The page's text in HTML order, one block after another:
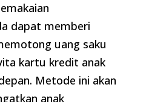
dapat memberi
uang saku
kartu kredit anak
Metode ini akan
anak